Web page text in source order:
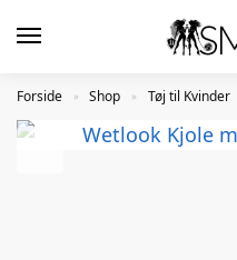
Forside » Shop » Tøj til Kvinder